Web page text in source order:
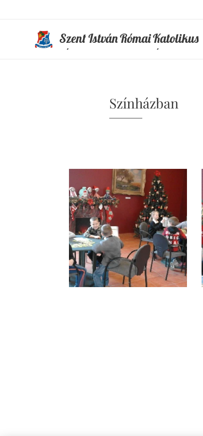
Szent István Római Katolikus
Színházban